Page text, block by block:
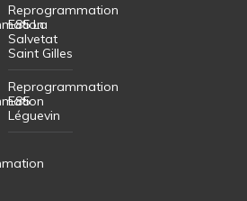
Reprogrammation
E85 La
Salvetat
Saint Gilles
Reprogrammation
E85
Léguevin